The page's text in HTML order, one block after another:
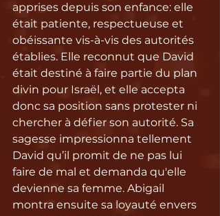
apprises depuis son enfance: elle
était patiente, respectueuse et
obéissante vis-à-vis des autorités
établies. Elle reconnut que David
était destiné à faire partie du plan
divin pour Israël, et elle accepta
donc sa position sans protester ni
chercher à défier son autorité. Sa
sagesse impressionna tellement
David qu’il promit de ne pas lui
faire de mal et demanda qu'elle
devienne sa femme. Abigail
montra ensuite sa loyauté envers